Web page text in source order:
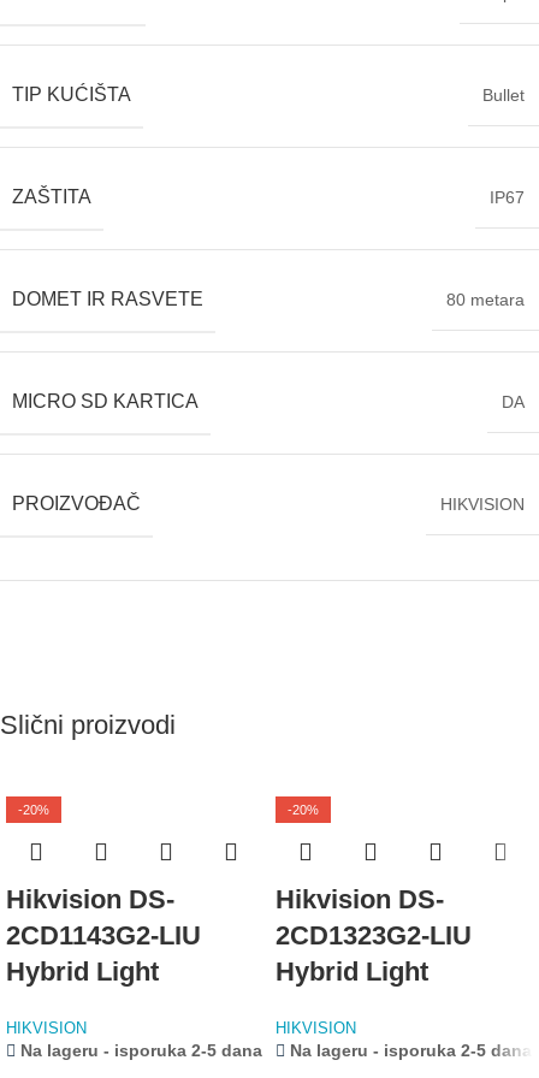
TIP KUĆIŠTA Bullet
ZAŠTITA IP67
DOMET IR RASVETE 80 metara
MICRO SD KARTICA DA
PROIZVOĐAČ HIKVISION
Slični proizvodi
-20%
Hikvision DS-
2CD1143G2-LIU
Hybrid Light
HIKVISION
Na lageru - isporuka 2-5 dana
-20%
Hikvision DS-
2CD1323G2-LIU
Hybrid Light
HIKVISION
Na lageru - isporuka 2-5 dana